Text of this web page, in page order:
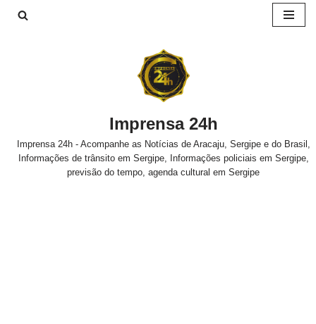
Imprensa 24h
Imprensa 24h - Acompanhe as Notícias de Aracaju, Sergipe e do Brasil,
Informações de trânsito em Sergipe, Informações policiais em Sergipe,
previsão do tempo, agenda cultural em Sergipe